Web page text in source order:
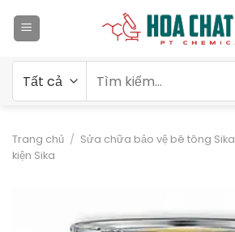
qua
kiếm:
Trang chủ / Sửa chữa bảo vệ bê tông Sika
kiện Sika